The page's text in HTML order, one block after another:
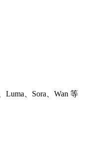
Luma、Sora、Wan 等